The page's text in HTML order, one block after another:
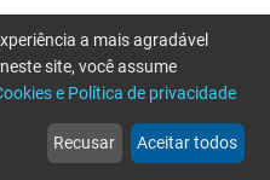
web
Notícias
more_horiz
Mais
a mais agradável
site, você assume
e Política de privacidade
Recusar Aceitar todos
tente novamente